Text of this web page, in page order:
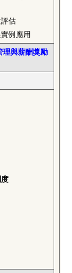
估
實例應用
理與薪酬獎勵